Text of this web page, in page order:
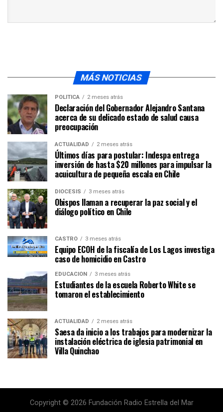
MÁS NOTICIAS
POLÍTICA 2 meses atrás
Declaración del Gobernador Alejandro Santana
acerca de su delicado estado de salud causa
preocupación
ACTUALIDAD 2 meses atrás
Últimos días para postular: Indespa entrega
inversión de hasta $20 millones para impulsar la
acuicultura de pequeña escala en Chile
DIÓCESIS 3 meses atrás
Obispos llaman a recuperar la paz social y el
diálogo político en Chile
CASTRO 3 meses atrás
Equipo ECOH de la fiscalía de Los Lagos investiga
caso de homicidio en Castro
EDUCACIÓN 3 meses atrás
Estudiantes de la escuela Roberto White se
tomaron el establecimiento
ACTUALIDAD 2 meses atrás
Saesa da inicio a los trabajos para modernizar la
instalación eléctrica de iglesia patrimonial en
Villa Quinchao
Copyright © 2026 Fundación Radio Estrella del Mar